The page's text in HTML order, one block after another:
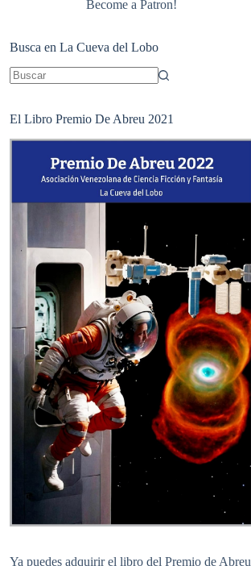
Become a Patron!
Busca en La Cueva del Lobo
El Libro Premio De Abreu 2021
Ya puedes adquirir el libro del Premio de Abreu